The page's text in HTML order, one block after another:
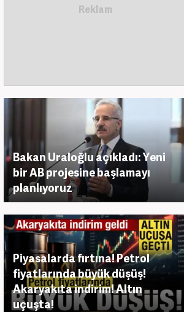
Bakan Uraloğlu açıkladı: Yeni
bir AB projesine başlamayı
planlıyoruz
Piyasalarda fırtına! Petrol
fiyatlarında büyük düşüş!
Akaryakıta indirim! Altın
uçuşta!